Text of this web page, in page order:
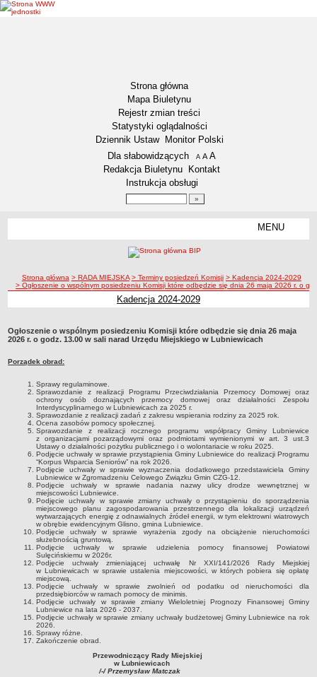
Strona główna
Mapa Biuletynu
Rejestr zmian treści
Statystyki oglądalności
Dziennik Ustaw
Monitor Polski
Menu dodatkowe
Dla słabowidzących A pomniejsz czcionkę
A standardowy rozmiar czcionki
A
Redakcja Biuletynu
Kontakt
Instrukcja obsługi
MENU
Lokalizacja
Zadania publiczne
Sołectwa
Strategia rozwoju Gminy
AKTUALNOŚCI I OBWIESZCZENIA
Aktualności
Obwieszczenia, ogłoszenia i komunikaty
KOMUNIKATY
Drogi
Energia elektryczna
Meteorologiczne
Rozkłady jazdy autobusów
Wodociągi - ocena jakości wody
KONKURSY
Ogłoszenia o konkursach
URZĄD MIEJSKI
Dane adresowe
Burmistrz Lubniewic
Zastępca Burmistrza Lubniewic
Sekretarz Gminy
Skarbnik Gminy
ścieżka nawigacji
Strona główna > RADA MIEJSKA > Terminy posiedzeń Komisji > Kadencja 2024-2029
> Ogłoszenie o wspólnym posiedzeniu Komisji które odbędzie się dnia 26 maja 2026 r. o
Kadencja 2024-2029
Ogłoszenie o wspólnym posiedzeniu Komisji które odbędzie się dnia 26 maja
2026 r. o godz. 13.00 w sali narad Urzędu Miejskiego w Lubniewicach
Porządek obrad:
Sprawy regulaminowe.
Sprawozdanie z realizacji Programu Przeciwdziałania Przemocy Domowej oraz
ochrony osób doznających przemocy domowej oraz działalności Zespołu
Interdyscyplinarnego w Lubniewicach za 2025 r.
Sprawozdanie z realizacji zadań z zakresu wspierania rodziny za 2025 rok.
Ocena zasobów pomocy społecznej.
Sprawozdanie z realizacji rocznego programu współpracy Gminy Lubniewice
z organizacjami pozarządowymi oraz podmiotami wymienionymi w art. 3 ust.3
Ustawy o działalności pożytku publicznego i o wolontariacie w roku 2025.
Podjęcie uchwały w sprawie przystąpienia Gminy Lubniewice do realizacji Programu
“Korpus Wsparcia Seniorów” na rok 2026.
Podjęcie uchwały w sprawie wyznaczenia dodatkowego przedstawiciela Gminy
Lubniewice w Zgromadzeniu Celowego Związku Gmin CZG-12.
Podjęcie uchwały w sprawie nadania nazwy ulicy drodze wewnętrznej w
miejscowości Lubniewice.
Podjęcie uchwały w sprawie zmiany uchwały o przystąpieniu do sporządzenia
miejscowego planu zagospodarowania przestrzennego dla lokalizacji urządzeń
wytwarzających energię z odnawialnych źródeł energii, w tym elektrowni wiatrowych
w obrębie ewidencyjnym Glisno, gmina Lubniewice.
Podjęcie uchwały w sprawie wyrażenia zgody na obciążenie nieruchomości
służebnością gruntową.
Podjęcie uchwały w sprawie udzielenia pomocy finansowej Powiatowi
Sulęcińskiemu w 2026r.
Podjęcie uchwały zmieniającej uchwałę Nr XXI/141/2026 Rady Miejskiej
w Lubniewicach w sprawie ustalenia miejscowości, w których pobiera się opłatę
miejscową.
Podjęcie uchwały w sprawie zwolnień od podatku od nieruchomości dla
przedsiębiorców w ramach pomocy de minimis.
Podjęcie uchwały w sprawie zmiany Wieloletniej Prognozy Finansowej Gminy
Lubniewice na lata 2026 - 2037.
Podjęcie uchwały w sprawie zmiany uchwały budżetowej Gminy Lubniewice na rok
2026.
Sprawy różne.
Zakończenie obrad.
Przewodniczący Rady Miejskiej
w Lubniewicach
/-/ Przemysław Matczak